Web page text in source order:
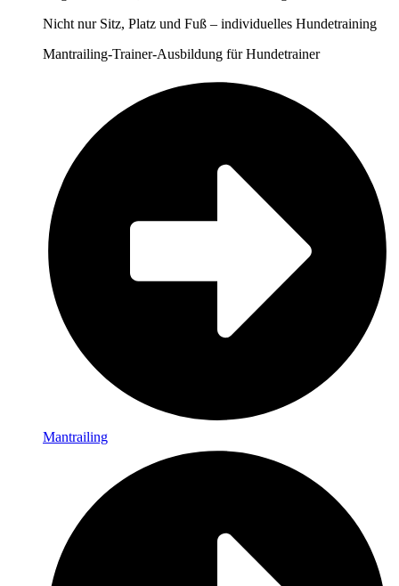
Nicht nur Sitz, Platz und Fuß – individuelles Hundetraining
Mantrailing-Trainer-Ausbildung für Hundetrainer
Mantrailing